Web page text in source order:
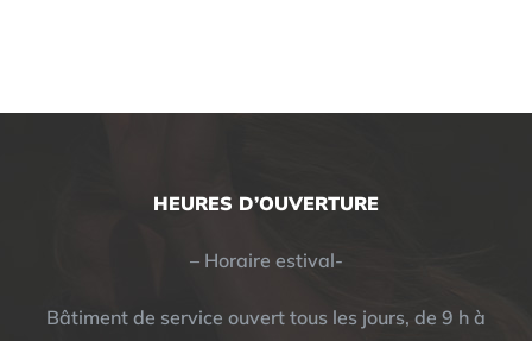
HEURES D’OUVERTURE
– Horaire estival-
Bâtiment de service ouvert tous les jours, de 9 h à